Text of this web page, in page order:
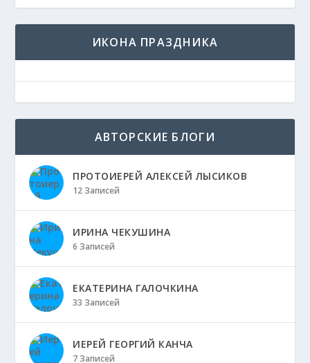
ИКОНА ПРАЗДНИКА
АВТОРСКИЕ БЛОГИ
ПРОТОИЕРЕЙ АЛЕКСЕЙ ЛЫСИКОВ
12 Записей
ИРИНА ЧЕКУШИНА
6 Записей
ЕКАТЕРИНА ГАЛОЧКИНА
33 Записей
ИЕРЕЙ ГЕОРГИЙ КАНЧА
7 Записей